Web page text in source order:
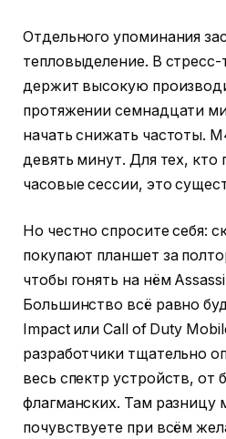
Отдельного упоминания
тепловыделение. В стресс-
держит высокую
протяжении семнадцати
начать снижать частоты.
девять минут. Для тех, кто
часовые сессии, это
Но честно спросите себя:
покупают планшет за
чтобы гонять на нём
Большинство всё равно
Impact или Call of Duty
разработчики тщательно
весь спектр устройств,
флагманских. Там разницу
почувствуете при всём